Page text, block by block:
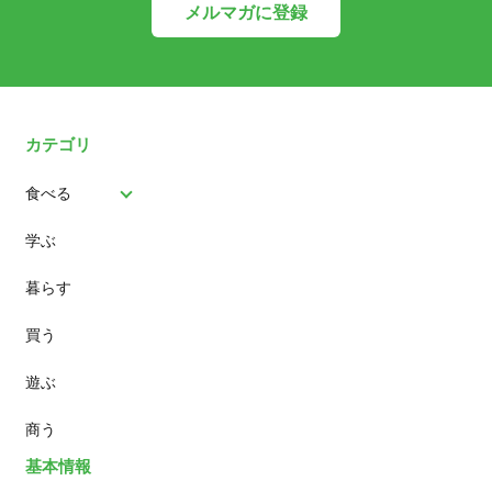
メルマガに登録
カテゴリ
食べる
パン
スイーツ
ランチ
カフェ
学ぶ
暮らす
買う
遊ぶ
商う
基本情報